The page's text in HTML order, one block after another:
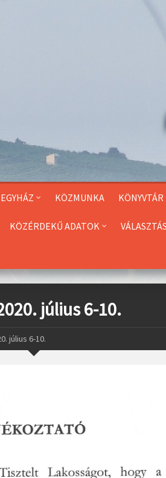
EGYHÁZ KÖZMUNKA KÖNYVTÁR
KÖZÉRDEKŰ ADATOK
július 6-10.
július 6-10.